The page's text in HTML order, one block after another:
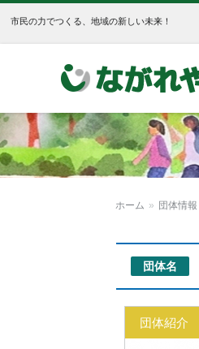
市民の力でつくる、地域の新しい未来！
ホーム » 団体情報
団体名
団体紹介